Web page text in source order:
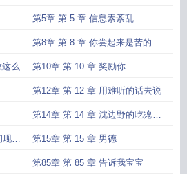
校草a学霸o校草a装o是会被反攻的全文阅
校草是awriteas校草 校草天花板 校草a装o是
第5章 第 5 章 信息素紊乱
第8章 第 8 章 你尝起来是苦的
么欺 第10章 第 10 章 奖励你
第12章 第 12 章 用难听的话去说
第14章 第 14 章 沈边野的吃瘪时
刻
现端 第15章 第 15 章 男德
第85章 第 85 章 告诉我宝宝